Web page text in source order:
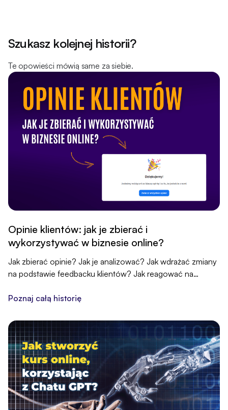
Szukasz kolejnej historii?
Te opowieści mówią same za siebie.
Opinie klientów: jak je zbierać i
wykorzystywać w biznesie online?
Jak zbierać opinie? Jak je analizować? Jak wdrażać zmiany
na podstawie feedbacku klientów? Jak reagować na
w marketingu?
Poznaj całą historię